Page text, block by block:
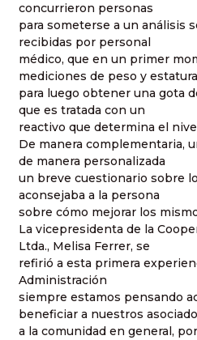
concurrieron personas
para someterse a un análisis
recibidas por personal
médico, que en un primer
mediciones de peso y
para luego obtener una gota
que es tratada con un
reactivo que determina el
De manera complementaria,
de manera personalizada
un breve cuestionario sobre
aconsejaba a la persona
sobre cómo mejorar los
La vicepresidenta de la
Ltda., Melisa Ferrer, se
refirió a esta primera
Administración
siempre estamos pensando
beneficiar a nuestros
a la comunidad en general,